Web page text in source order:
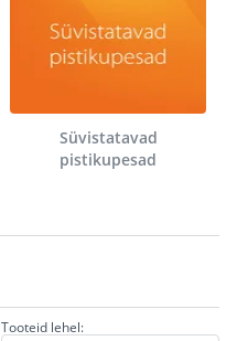
Süvistatavad
pistikupesad
Tooteid lehel: